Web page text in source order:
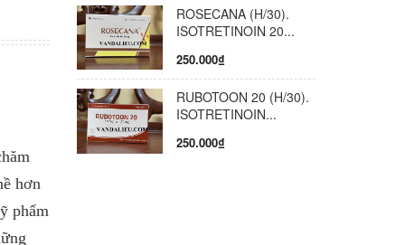
trình
người
khoáng
lượng
hơn
phẩm
ROSECANA (H/30).
ISOTRETINOIN 20...
250.000₫
RUBOTOON 20 (H/30).
ISOTRETINOIN...
250.000₫